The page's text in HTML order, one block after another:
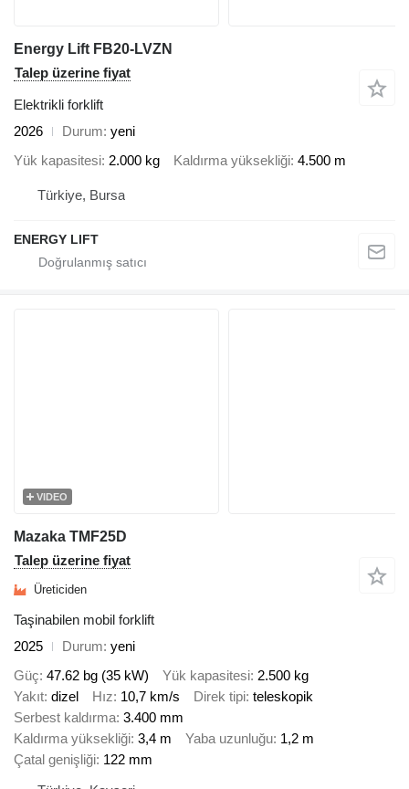
Energy Lift FB20-LVZN
Talep üzerine fiyat
Elektrikli forklift
2026
Durum yeni
Yük kapasitesi 2.000 kg Kaldırma yüksekliği 4.500 m
Türkiye, Bursa
ENERGY LIFT
VIDEO
Mazaka TMF25D
Talep üzerine fiyat
Üreticiden
Taşinabilen mobil forklift
2025
Durum yeni
Güç 47.62 bg (35 kW) Yük kapasitesi 2.500 kg
Yakıt dizel Hız 10,7 km/s Direk tipi teleskopik
Serbest kaldırma 3.400 mm
Kaldırma yüksekliği 3,4 m Yaba uzunluğu 1,2 m
Çatal genişliği 122 mm